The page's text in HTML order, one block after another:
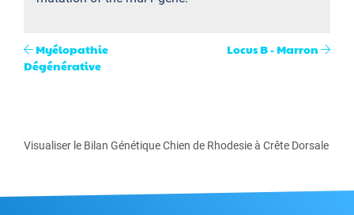
Myélopathie
Dégénérative
Locus B - Marron
Visualiser le Bilan Génétique Chien de Rhodesie à Crête Dorsale